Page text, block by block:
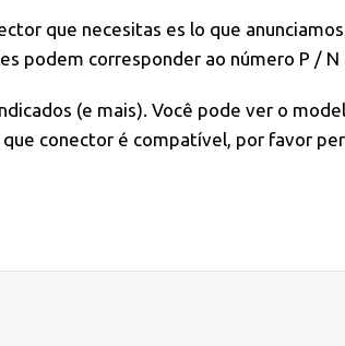
que necesitas es lo que
podem corresponder ao número P /
(e mais). Você pode ver o
conector é compatível, por favor